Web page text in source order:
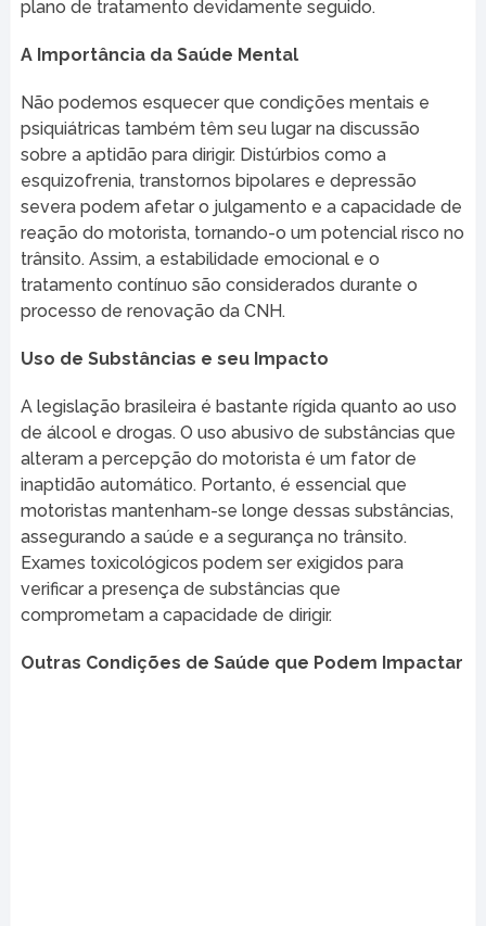
plano de tratamento devidamente seguido.
A Importância da Saúde Mental
Não podemos esquecer que condições mentais e
psiquiátricas também têm seu lugar na discussão
sobre a aptidão para dirigir. Distúrbios como a
esquizofrenia, transtornos bipolares e depressão
severa podem afetar o julgamento e a capacidade de
reação do motorista, tornando-o um potencial risco no
trânsito. Assim, a estabilidade emocional e o
tratamento contínuo são considerados durante o
processo de renovação da CNH.
Uso de Substâncias e seu Impacto
A legislação brasileira é bastante rígida quanto ao uso
de álcool e drogas. O uso abusivo de substâncias que
alteram a percepção do motorista é um fator de
inaptidão automático. Portanto, é essencial que
motoristas mantenham-se longe dessas substâncias,
assegurando a saúde e a segurança no trânsito.
Exames toxicológicos podem ser exigidos para
verificar a presença de substâncias que
comprometam a capacidade de dirigir.
Outras Condições de Saúde que Podem Impactar